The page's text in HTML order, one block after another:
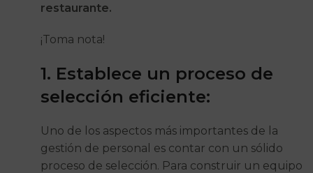
restaurante.
¡Toma nota!
1. Establece un proceso de
selección eficiente:
Uno de los aspectos más importantes de la
gestión de personal es contar con un sólido
proceso de selección. Para construir un equipo